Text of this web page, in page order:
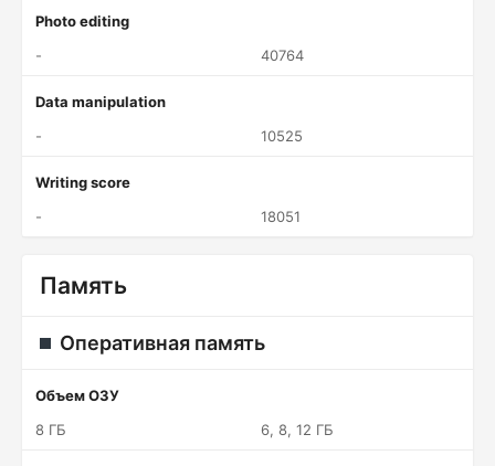
Photo editing
-
40764
Data manipulation
-
10525
Writing score
-
18051
Память
Оперативная память
Объем ОЗУ
8 ГБ
6, 8, 12 ГБ